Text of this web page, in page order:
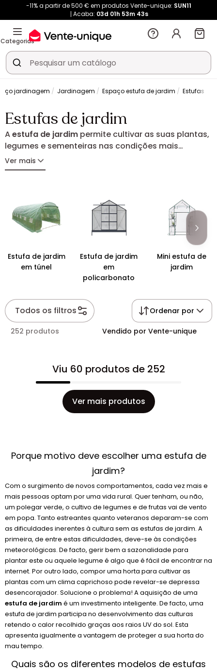
-11% a partir de 500 € em produtos Vente-unique: SUN11
Acaba: 03d 01h 53m 43s
Categorias
jardinagem Jardinagem Espaço estufa de jardim Estufas de
Estufas de jardim
Aestufa de jardim permite cultivar as suas plantas,
legumes e sementeiras nas condições mais
favoráveis durante todo o ano. Protege as culturas
das intempéries, favorecendo o seu
policarbonato: encontre a solução ideal para
acompanhar todos os seus projetos de jardinagem.
Ver mais
Estufa de jardim
em túnel
Estufa de jardim
em
policarbonato
Mini estufa de
jardim
Todos os filtros Ordenar por
252 produtos Vendido por Vente-unique
Viu 60 produtos de 252
Ver mais produtos
Porque motivo deve escolher uma estufa de
jardim?
Com o surgimento de novos comportamentos, cada vez mais e
mais pessoas optam por uma vida rural. Quer tenham, ou não,
um polegar verde, o cultivo de legumes e de frutas vai de vento
em popa. Tanto estreantes quanto veteranos deparam-se com
as dificuldades inerentes à cultura sem as estufas de jardim. A
primeira, de entre estas dificuldades, deve-se às condições
meteorológicas. De facto, gerir bem a sazonalidade para
plantar este ou aquele legume é algo que é fácil de encontrar na
internet. Por outro lado, compor uma horta para cultivar as
plantas com um clima caprichoso pode revelar-se depressa
desencorajador. Solucione o problema! A aquisição de uma
estufa de jardim é um investimento inteligente. De facto, uma
estufa de jardim participa no desenvolvimento das culturas
retendo o calor recolhido graças aos raios UV do sol. Esta
apresenta igualmente a vantagem de proteger a sua horta do
mau tempo.
Quais são os diferentes modelos de estufas